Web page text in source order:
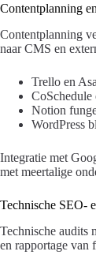
Contentplanning
Contentplanning
naar CMS en
Trello en
CoSchedule
Notion
WordPress
Integratie met
met meertalige
Technische SEO-
Technische audits
en rapportage van